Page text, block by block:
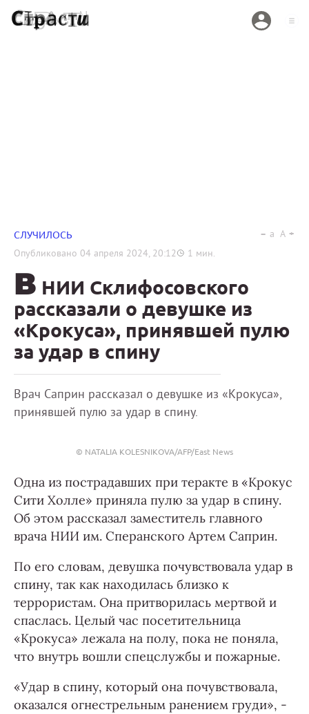
СЛУЧИЛОСЬ
Опубликовано 04 апреля 2024, 20:12 1 мин.
a A
В НИИ Склифосовского
рассказали о девушке из
«Крокуса», принявшей пулю
за удар в спину
Врач Саприн рассказал о девушке из «Крокуса»,
принявшей пулю за удар в спину.
© NATALIA KOLESNIKOVA/AFP/East News
Одна из пострадавших при теракте в «Крокус
Сити Холле» приняла пулю за удар в спину.
Об этом рассказал заместитель главного
врача НИИ им. Сперанского Артем Саприн.
По его словам, девушка почувствовала удар в
спину, так как находилась близко к
террористам. Она притворилась мертвой и
спаслась. Целый час посетительница
«Крокуса» лежала на полу, пока не поняла,
что внутрь вошли спецслужбы и пожарные.
«Удар в спину, который она почувствовала,
оказался огнестрельным ранением груди», -